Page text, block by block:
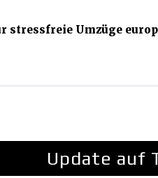
stressfreie Umzüge
Update auf